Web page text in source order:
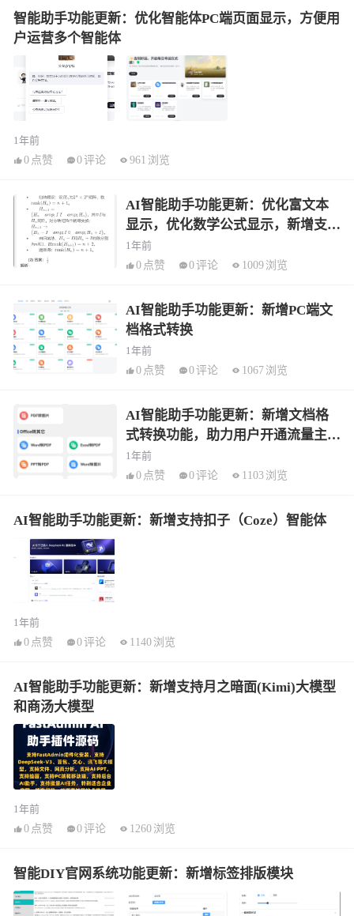
智能助手功能更新：优化智能体PC端页面显示，方便用
户运营多个智能体
1年前
0 点赞 0评论 961 浏览
AI智能助手功能更新：优化富文本
显示，优化数学公式显示，新增支持
多模态模型
1年前
0 点赞 0评论 1009 浏览
AI智能助手功能更新：新增PC端文
档格式转换
1年前
0 点赞 0评论 1067 浏览
AI智能助手功能更新：新增文档格
式转换功能，助力用户开通流量主引
流
1年前
0 点赞 0评论 1103 浏览
AI智能助手功能更新：新增支持扣子（Coze）智能体
1年前
0 点赞 0评论 1140 浏览
AI智能助手功能更新：新增支持月之暗面(Kimi)大模型
和商汤大模型
1年前
0 点赞 0评论 1260 浏览
智能DIY官网系统功能更新：新增标签排版模块